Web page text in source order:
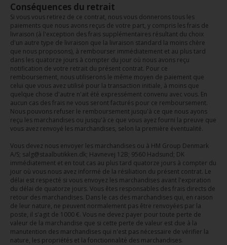
Conséquences du retrait
Si vous vous retirez de ce contrat, nous vous donnerons tous les
paiements que nous avons reçus de votre part, y compris les frais de
livraison (à l'exception des frais supplémentaires résultant du choix
d'un autre type de livraison que la livraison standard la moins chère
que nous proposons), à rembourser immédiatement et au plus tard
dans les quatorze jours à compter du jour où nous avons reçu
notification de votre retrait du présent contrat. Pour ce
remboursement, nous utiliserons le même moyen de paiement que
celui que vous avez utilisé pour la transaction initiale, à moins que
quelque chose d'autre n'ait été expressément convenu avec vous. En
aucun cas des frais ne vous seront facturés pour ce remboursement.
Nous pouvons refuser le remboursement jusqu'à ce que nous ayons
reçu les marchandises ou jusqu'à ce que vous ayez fourni la preuve que
vous avez renvoyé les marchandises, selon la première éventualité.
Vous devez nous envoyer les marchandises ou à HM Group Denmark
A/S; salg@staalbutikken.dk; Havnevej 12B; 9560 Hadsund; DK
immédiatement et en tout cas au plus tard quatorze jours à compter du
jour où vous nous avez informé de la résiliation du présent contrat. Le
délai est respecté si vous envoyez les marchandises avant l'expiration
du délai de quatorze jours. Vous êtes responsables des frais directs de
retour des marchandises. Dans le cas des marchandises qui, en raison
de leur nature, ne peuvent normalement pas être renvoyées par la
poste, il s'agit de 1000 €. Vous ne devez payer pour toute perte de
valeur de la marchandise que si cette perte de valeur est due à la
manutention des marchandises qui n'est pas nécessaire de vérifier la
nature, les propriétés et la fonctionnalité des marchandises.